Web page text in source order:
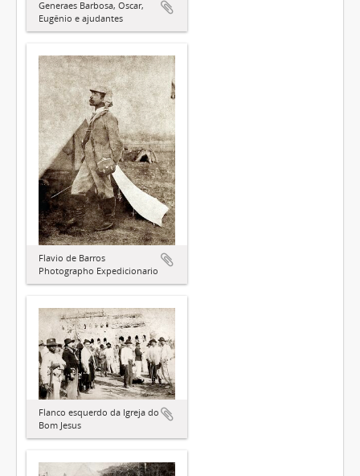
Generaes Barbosa, Oscar,
Eugênio e ajudantes
Flavio de Barros
Photographo Expedicionario
Flanco esquerdo da Igreja do
Bom Jesus